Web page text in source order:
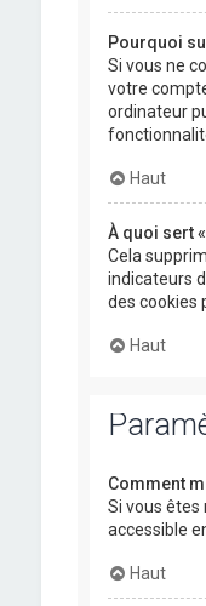
Pourquoi
Si vous ne
votre
ordinateur
Haut
À quoi sert
Cela
indicateurs
des cookies
Haut
Comment
Si vous
accessible
Haut